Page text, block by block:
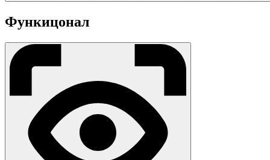
Функицонал